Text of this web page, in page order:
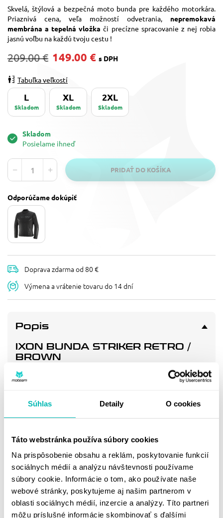
Súhlas Detaily O cookies
Táto webstránka používa súbory cookies
Na prispôsobenie obsahu a reklám, poskytovanie funkcií
sociálnych médií a analýzu návštevnosti používame
súbory cookie. Informácie o tom, ako používate naše
webové stránky, poskytujeme aj našim partnerom v
oblasti sociálnych médií, inzercie a analýzy. Títo partneri
môžu príslušné informácie skombinovať s ďalšími
Skvelá, štýlová a bezpečná moto bunda pre každého motorkára.
Priaznivá cena, veľa možností odvetrania, nepremokavá
membrána a tepelná vložka či precízne spracovanie z nej robia
jasnú voľbu na každú tvoju cestu !
209.00 € 149.00 € s DPH
L
Skladom
XL
Skladom
2XL
Skladom
Tabuľka veľkostí
Skladom
Posielame ihneď
PRIDAŤ DO KOŠÍKA
Odporúčame dokúpiť
Doprava zdarma od 80 €
Výmena a vrátenie tovaru do 14 dní
Popis
IXON BUNDA STRIKER RETRO /
BROWN
Skvelá, štýlová a bezpečná bunda pre každého motorkára.
Vychytávky:
2 ventilácie na hrudi, zips a mesh
Pohodlné zapínanie goliera a manžiet
Sťahovacie popruhy na bokoch
2 vnútorné a 2 vonkajšie vrecká
Popruhy na zopnutie s nohavicami alebo riflami